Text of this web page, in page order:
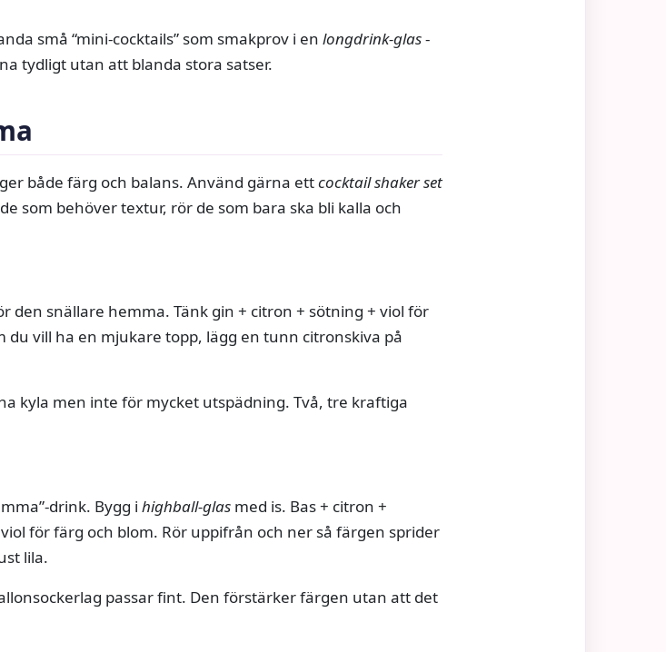
små “mini-cocktails” som smakprov i en longdrink-glas-
tydligt utan att blanda stora satser.
både färg och balans. Använd gärna ettcocktail shaker set
som behöver textur, rör de som bara ska bli kalla och
snällare hemma. Tänk gin + citron + sötning + viol för
du vill ha en mjukare topp, lägg en tunn citronskiva på
kyla men inte för mycket utspädning. Två, tre kraftiga
drink. Bygg i highball-glas med is. Bas + citron +
för färg och blom. Rör uppifrån och ner så färgen sprider
lila.
passar fint. Den förstärker färgen utan att det